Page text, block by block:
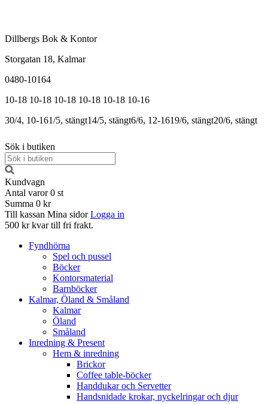
Dillbergs Bok & Kontor
Storgatan 18, Kalmar
0480-10164
10-18 10-18 10-18 10-18 10-18 10-16
30/4, 10-161/5, stängt14/5, stängt6/6, 12-1619/6, stängt20/6, stängt
Sök i butiken
Kundvagn
Antal varor 0 st
Summa 0 kr
Till kassan Mina sidor Logga in
500 kr kvar till fri frakt.
Fyndhörna
Spel och pussel
Böcker
Kontorsmaterial
Barnböcker
Kalmar, Öland & Småland
Kalmar
Öland
Småland
Inredning & Present
Hem & inredning
Brickor
Coffee table-böcker
Handdukar och Servetter
Handsnidade krokar, nyckelringar och djur